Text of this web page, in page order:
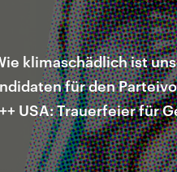
klimaschädlich ist
für den
Trauerfeier für